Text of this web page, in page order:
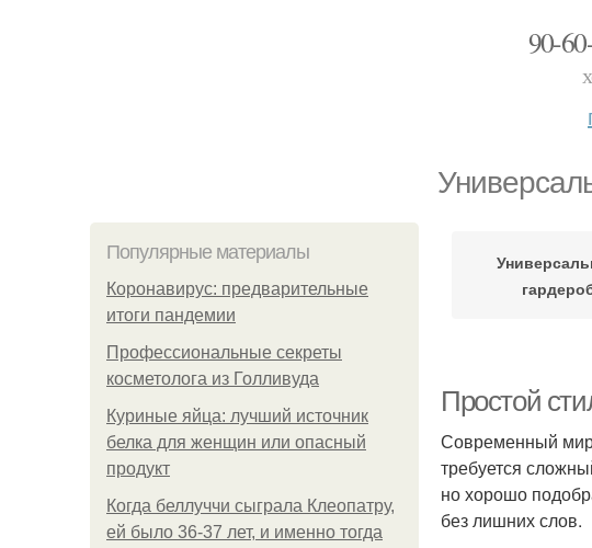
90-
Популярные материалы
Коронавирус: предварительные
итоги пандемии
Профессиональные секреты
косметолога из Голливуда
Куриные яйца: лучший источник
белка для женщин или опасный
продукт
Когда беллуччи сыграла Клеопатру,
ей было 36-37 лет, и именно тогда
Простой
Современный мир
требуется
но хорошо
без лишних слов.